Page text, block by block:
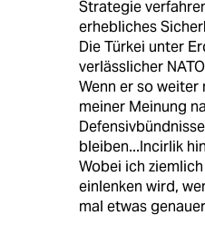
Strategie
erhebliches
Die Türkei unter
verlässlicher
Wenn er so weiter
meiner Meinung
bleiben...Incirlik
Wobei ich
einlenken wird,
mal etwas